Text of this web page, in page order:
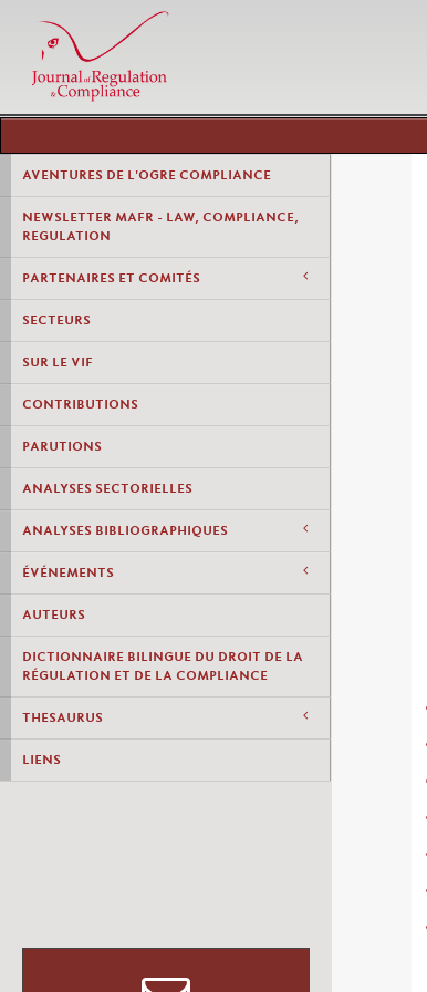
AVENTURES DE L'OGRE COMPLIANCE
NEWSLETTER MAFR - LAW, COMPLIANCE,
REGULATION
PARTENAIRES ET COMITÉS
SECTEURS
SUR LE VIF
CONTRIBUTIONS
PARUTIONS
ANALYSES SECTORIELLES
ANALYSES BIBLIOGRAPHIQUES
ÉVÉNEMENTS
AUTEURS
DICTIONNAIRE BILINGUE DU DROIT DE LA
RÉGULATION ET DE LA COMPLIANCE
THESAURUS
LIENS